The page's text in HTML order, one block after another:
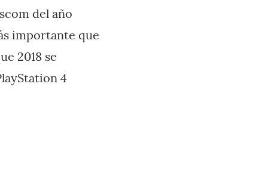
del año
importante que
2018 se
4